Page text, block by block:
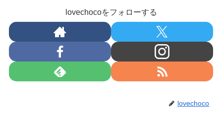
lovechocoをフォローする
lovechoco